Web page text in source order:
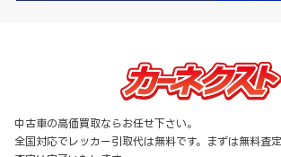
中古車の高価買取ならお任せ下さい。
全国対応でレッカー引取代は無料です。まずは無料査